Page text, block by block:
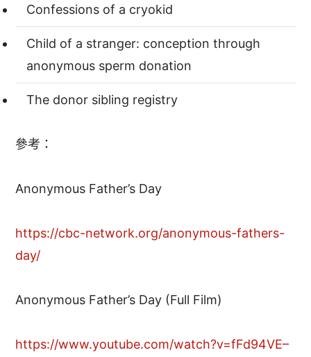
Confessions of a cryokid
Child of a stranger: conception through
anonymous sperm donation
The donor sibling registry
參考：
Anonymous Father’s Day
https://cbc-network.org/anonymous-fathers-
day/
Anonymous Father’s Day (Full Film)
https://www.youtube.com/watch?v=fFd94VE–